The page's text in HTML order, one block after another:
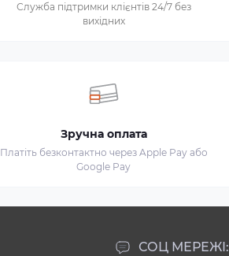
Служба підтримки клієнтів 24/7 без
вихідних
Зручна оплата
Платіть безконтактно через Apple Pay або
Google Pay
СОЦ МЕРЕЖІ: